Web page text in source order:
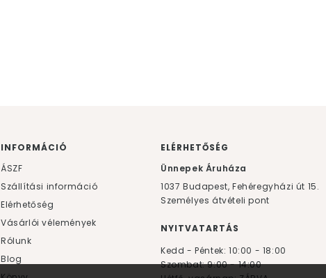
INFORMÁCIÓ
ÁSZF
Szállítási információ
Elérhetőség
Vásárlói vélemények
Rólunk
Blog
ELÉRHETŐSÉG
Ünnepek Áruháza
1037 Budapest, Fehéregyházi út 15.
Személyes átvételi pont
NYITVATARTÁS
Kedd - Péntek: 10:00 - 18:00
Szombat: 9:00 - 14:00